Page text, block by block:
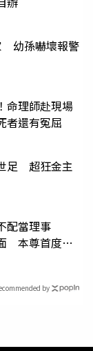
幼孫嚇壞報警
命理師赴現場
還有冤屈
足 超狂金主
配當理事
本尊首度回
by